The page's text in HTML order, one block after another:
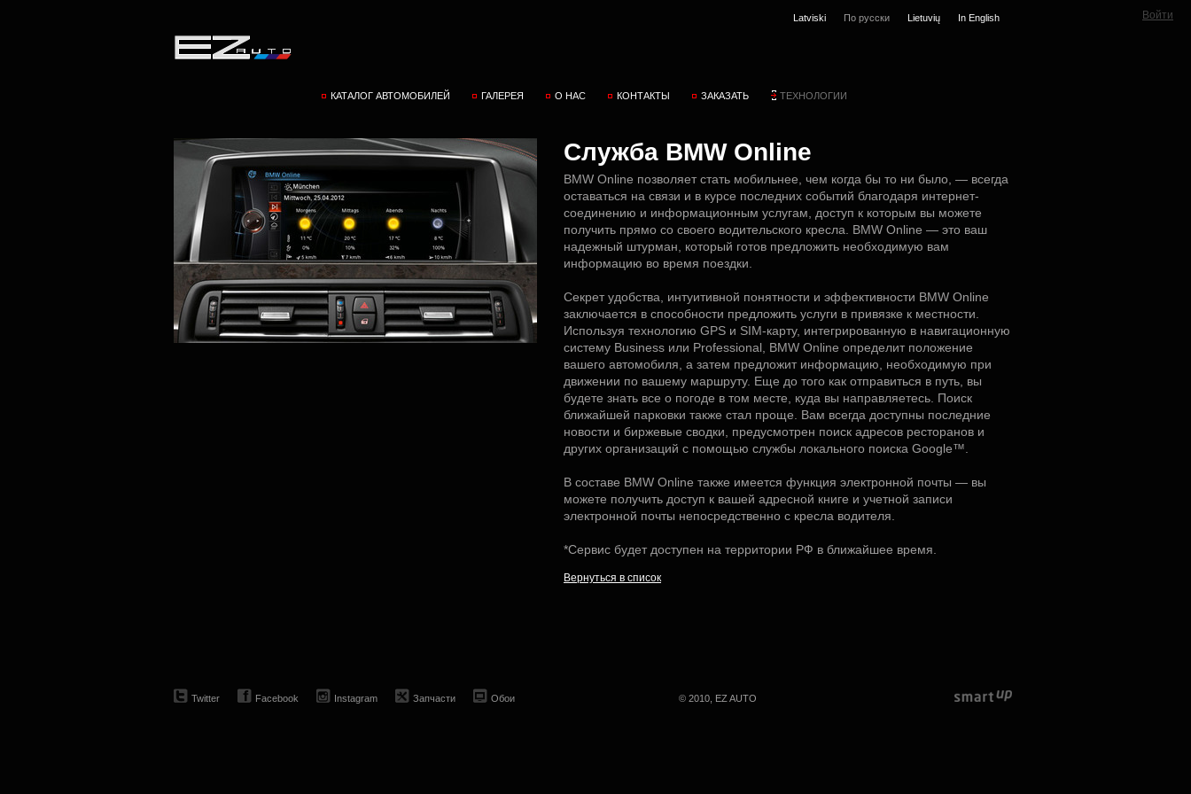
Войти
Latviski По русски Lietuvių In English
КАТАЛОГ АВТОМОБИЛЕЙ ГАЛЕРЕЯ О НАС КОНТАКТЫ ЗАКАЗАТЬ ТЕХНОЛОГИИ
Служба BMW Online
BMW Online позволяет стать мобильнее, чем когда бы то ни было, — всегда
оставаться на связи и в курсе последних событий благодаря интернет-
соединению и информационным услугам, доступ к которым вы можете
получить прямо со своего водительского кресла. BMW Online — это ваш
надежный штурман, который готов предложить необходимую вам
информацию во время поездки.
Секрет удобства, интуитивной понятности и эффективности BMW Online
заключается в способности предложить услуги в привязке к местности.
Используя технологию GPS и SIM-карту, интегрированную в навигационную
систему Business или Professional, BMW Online определит положение
вашего автомобиля, а затем предложит информацию, необходимую при
движении по вашему маршруту. Еще до того как отправиться в путь, вы
будете знать все о погоде в том месте, куда вы направляетесь. Поиск
ближайшей парковки также стал проще. Вам всегда доступны последние
новости и биржевые сводки, предусмотрен поиск адресов ресторанов и
других организаций с помощью службы локального поиска Google™.
В составе BMW Online также имеется функция электронной почты — вы
можете получить доступ к вашей адресной книге и учетной записи
электронной почты непосредственно с кресла водителя.
*Сервис будет доступен на территории РФ в ближайшее время.
Вернуться в список
Twitter Facebook Instagram Запчасти Обои © 2010, EZ AUTO